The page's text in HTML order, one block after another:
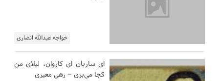
خواجه عبدالله انصاری
ای ساربان ای کاروان، لیلای من
کجا می‌بری – رهی معیری